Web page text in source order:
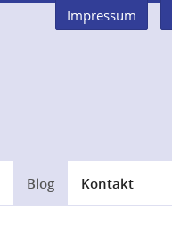
Impressum
Blog Kontakt